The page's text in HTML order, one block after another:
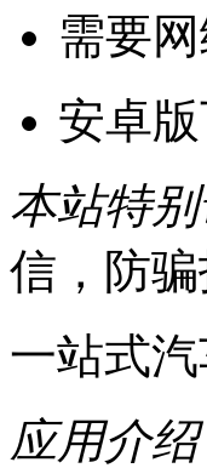
需要
安卓
本站特
信，防
一站式
应用介绍